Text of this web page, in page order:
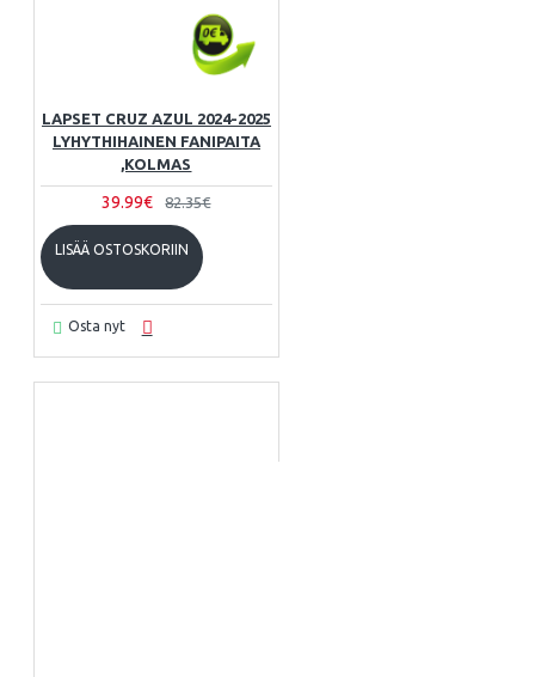
LAPSET CRUZ AZUL 2024-2025
LYHYTHIHAINEN FANIPAITA
,KOLMAS
39.99€ 82.35€
LISÄÄ OSTOSKORIIN
Osta nyt